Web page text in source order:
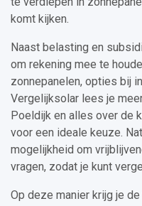
komt kijken.
Naast belasting en
om rekening mee te
zonnepanelen, opties bij
Vergelijksolar lees je
Poeldijk en alles over de
voor een ideale keuze.
mogelijkheid om
vragen, zodat je kunt
Op deze manier krijg je